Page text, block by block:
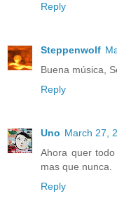
Reply
Steppenwolf
Buena música,
Reply
Uno March 27,
Ahora quer
mas que nunca.
Reply